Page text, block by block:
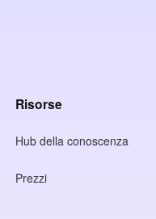
Risorse
Hub della conoscenza
Prezzi